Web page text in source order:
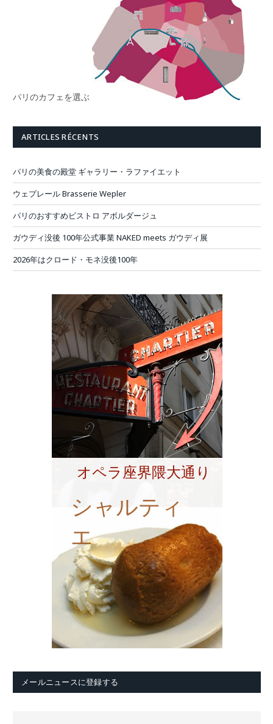
パリのカフェを選ぶ
ARTICLES RÉCENTS
パリの美食の殿堂 ギャラリー・ラファイエット
ウェプレール Brasserie Wepler
パリのおすすめビストロ アボルダージュ
ガウディ没後 100年公式事業 NAKED meets ガウディ展
2026年はクロード・モネ没後100年
シャルティ
エ
オペラ座界隈大通り
メールニュースに登録する